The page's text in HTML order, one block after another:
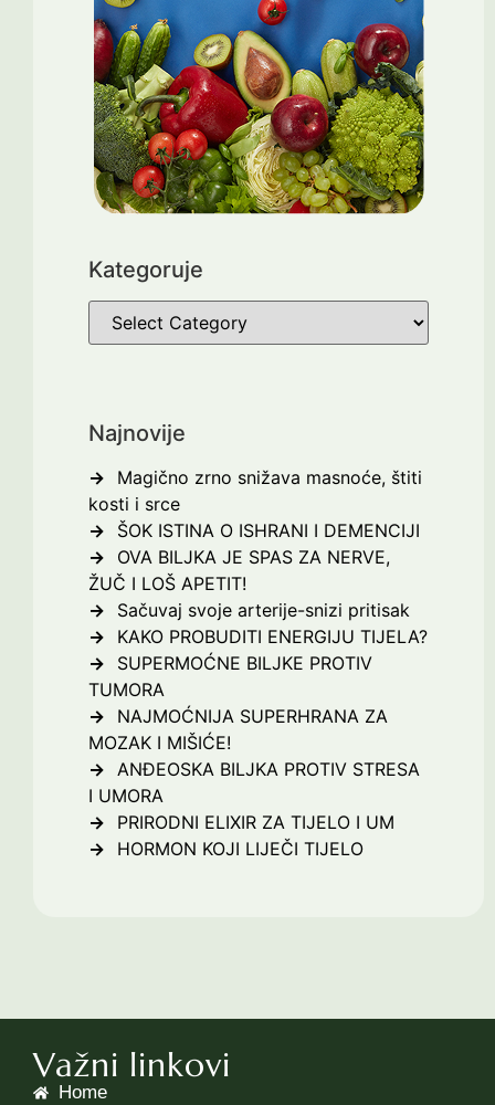
Kategoruje
Najnovije
Magično zrno snižava masnoće, štiti
kosti i srce
ŠOK ISTINA O ISHRANI I DEMENCIJI
OVA BILJKA JE SPAS ZA NERVE,
ŽUČ I LOŠ APETIT!
Sačuvaj svoje arterije-snizi pritisak
KAKO PROBUDITI ENERGIJU TIJELA?
SUPERMOĆNE BILJKE PROTIV
TUMORA
NAJMOĆNIJA SUPERHRANA ZA
MOZAK I MIŠIĆE!
ANĐEOSKA BILJKA PROTIV STRESA
I UMORA
PRIRODNI ELIXIR ZA TIJELO I UM
HORMON KOJI LIJEČI TIJELO
Važni linkovi
Home